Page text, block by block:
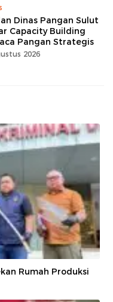
Dinas Pangan Sulut
Capacity Building
Pangan Strategis
2026
Rumah Produksi